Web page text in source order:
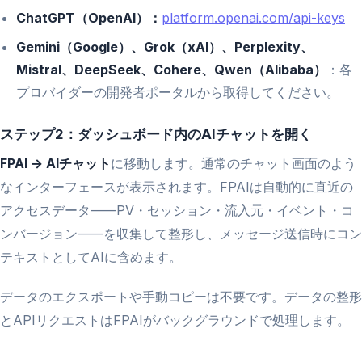
ChatGPT（OpenAI）： platform.openai.com/api-keys
Gemini（Google）、Grok（xAI）、Perplexity、
Mistral、DeepSeek、Cohere、Qwen（Alibaba）
：各
プロバイダーの開発者ポータルから取得してください。
ステップ2：ダッシュボード内のAIチャットを開く
FPAI → AIチャット に移動します。通常のチャット画面のよう
なインターフェースが表示されます。FPAIは自動的に直近の
アクセスデータ——PV・セッション・流入元・イベント・コ
ンバージョン——を収集して整形し、メッセージ送信時にコン
テキストとしてAIに含めます。
データのエクスポートや手動コピーは不要です。データの整形
とAPIリクエストはFPAIがバックグラウンドで処理します。